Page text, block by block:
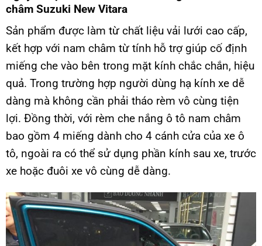
châm Suzuki New Vitara
Sản phẩm được làm từ chất liệu vải lưới cao cấp,
kết hợp với nam châm từ tính hỗ trợ giúp cố định
miếng che vào bên trong mặt kính chắc chắn, hiệu
quả. Trong trường hợp người dùng hạ kính xe dễ
dàng mà không cần phải tháo rèm vô cùng tiện
lợi. Đồng thời, với rèm che nắng ô tô nam châm
bao gồm 4 miếng dành cho 4 cánh cửa của xe ô
tô, ngoài ra có thể sử dụng phần kính sau xe, trước
xe hoặc đuôi xe vô cùng dễ dàng.